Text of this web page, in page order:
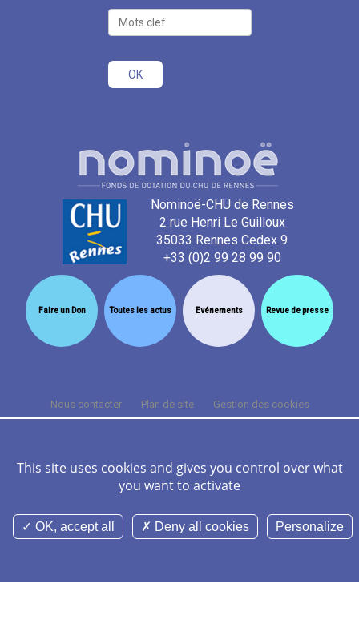
Nominoë-CHU de Rennes
2 rue Henri Le Guilloux
35033 Rennes Cedex 9
+33 (0)2 99 28 99 90
Faire un Don Toutes les actus Evénements Revue de presse
Nous contacter Plan de site
Gestion des cookies
Cookies et données personnelles
Mentions légales
Crédits
©Nominoë CHU Rennes 2026 Tous droits réservés -
This site uses cookies and gives you control over what
you want to activate
OK, accept all Deny all cookies Personalize